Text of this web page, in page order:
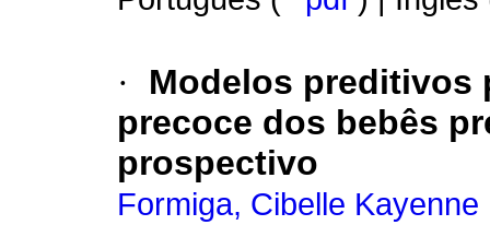
·
Modelos preditivos
precoce dos bebês
prospectivo
Formiga, Cibelle